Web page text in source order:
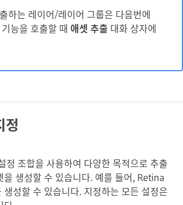
하는 레이어/레이어 그룹은 다음번에
능을 호출할 때 애셋 추출 대화 상자에
정
정 조합을 사용하여 다양한 목적으로 추출
을 생성할 수 있습니다. 예를 들어, Retina
성할 수 있습니다. 지정하는 모든 설정은